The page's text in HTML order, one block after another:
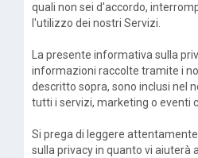
quali non sei d'accordo,
l'utilizzo dei nostri Servizi.
La presente informativa sulla
informazioni raccolte tramite i
descritto sopra, sono inclusi nel
tutti i servizi, marketing o eventi
Si prega di leggere
sulla privacy in quanto vi aiuterà